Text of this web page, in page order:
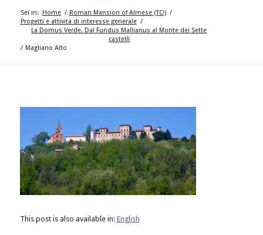
Sei in: Home / Roman Mansion of Almese (TO) /
Progetti e attività di interesse generale /
La Domus Verde. Dal Fundus Mallianus al Monte dei Sette
castelli
/ Magliano Alto
This post is also available in: English